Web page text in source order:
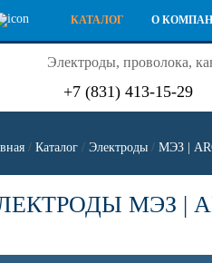
КАТАЛОГ О
Электроды, проволока,
+7 (831) 413-15-29
/ Каталог / Электроды / МЭЗ |
МЭЗ |